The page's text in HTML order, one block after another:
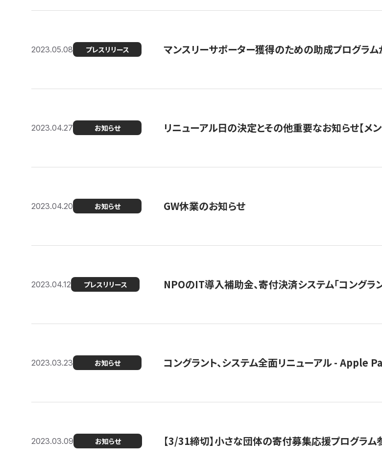
2023.05.08 プレスリリース マンスリーサポーター獲得のための助成プログラ
2023.04.27 お知らせ リニューアル日の決定とその他重要なお知らせ【メ
2023.04.20 お知らせ GW休業のお知らせ
2023.04.12 プレスリリース NPOのIT導入補助金、寄付決済システム「コングラ
2023.03.23 お知らせ コングラント、システム全面リニューアル - Apple
2023.03.09 お知らせ 【3/31締切】小さな団体の寄付募集応援プログラム